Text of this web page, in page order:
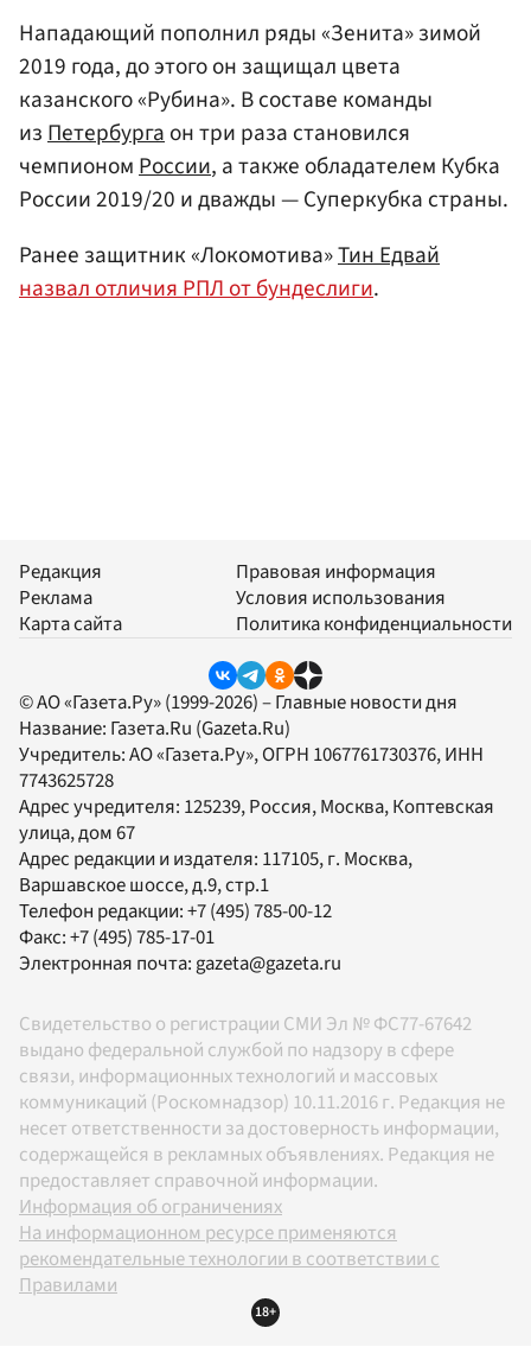
Нападающий пополнил ряды «Зенита» зимой
2019 года, до этого он защищал цвета
казанского «Рубина». В составе команды
изПетербургаон три раза становился
чемпиономРоссии, а также обладателем Кубка
России 2019/20 и дважды — Суперкубка страны.
Ранее защитник «Локомотива»Тин Едвай
назвал отличия РПЛ от бундеслиги.
Редакция
Реклама
Карта сайта
Правовая информация
Условия использования
Политика конфиденциальности
© АО «Газета.Ру» (1999-2026) – Главные новости дня
Название: Газета.Ru (Gazeta.Ru)
Учредитель:АО «Газета.Ру», ОГРН 1067761730376, ИНН
7743625728
Адрес учредителя: 125239, Россия, Москва, Коптевская
улица, дом 67
Адрес редакции и издателя: 117105, г. Москва,
Варшавское шоссе, д.9, стр.1
Телефон редакции:+7 (495) 785-00-12
Факс:+7 (495) 785-17-01
Электронная почта:gazeta@gazeta.ru
Свидетельство о регистрации СМИ Эл № ФС77-67642
выдано федеральной службой по надзору в сфере
связи, информационных технологий и массовых
коммуникаций (Роскомнадзор) 10.11.2016 г. Редакция не
несет ответственности за достоверность информации,
содержащейся в рекламных объявлениях. Редакция не
предоставляет справочной информации.
Информация об ограничениях
На информационном ресурсе применяются
рекомендательные технологии в соответствии с
Правилами
18+